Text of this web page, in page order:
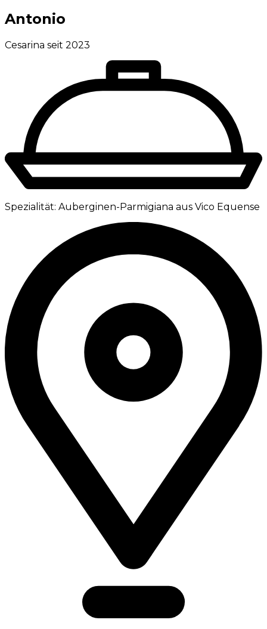
Antonio
Cesarina seit 2023
Spezialität: Auberginen-Parmigiana aus Vico Equense